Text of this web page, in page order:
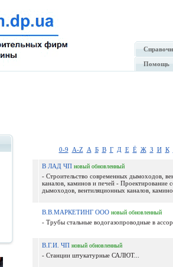
Помощь
0-9 A-Z А Б В Г Д Е Ё Ж З И К
В ЛАД ЧП новый обновленный
- Строительство современных дымоходов,
каналов, каминов и печей - Проектирование
дымоходов, вентиляционных каналов,
В.В.МАРКЕТИНГ ООО новый обновленный
- Трубы стальные водогазопроводные в
В.Г.И. ЧП новый обновленный
- Станции штукатурные САЛЮТ...